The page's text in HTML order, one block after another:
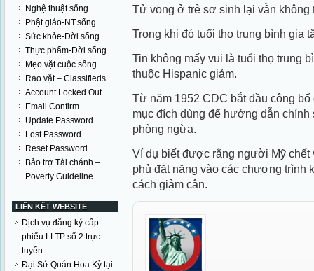
Nghệ thuật sống
Phật giáo-NT.sống
Sức khỏe-Đời sống
Thực phẩm-Đời sống
Mẹo vặt cuộc sống
Rao vặt – Classifieds
Account Locked Out
Email Confirm
Update Password
Lost Password
Reset Password
Bảo trợ Tài chánh –
Poverty Guideline
LIÊN KẾT WEBSITE
Dịch vụ đăng ký cấp
phiếu LLTP số 2 trực
tuyến
Đại Sứ Quán Hoa Kỳ tại
Tử vong ở trẻ sơ sinh lại vẫn không
Trong khi đó tuổi thọ trung bình gia
Tin không mấy vui là tuổi thọ trung
thuộc Hispanic giảm.
Từ năm 1952 CDC bắt đầu công
mục đích dùng để hướng dẫn
phòng ngừa.
Ví dụ biết được rằng người Mỹ chết
phủ đặt nặng vào các chương trình
cách giảm cân.